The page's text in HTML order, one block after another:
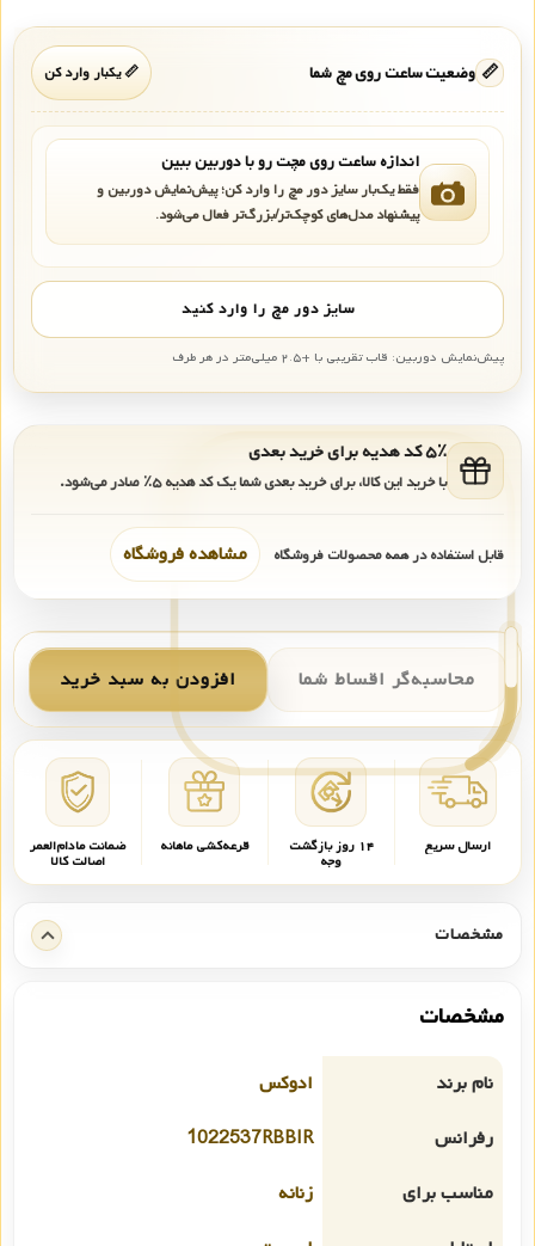
📏 وضعیت ساعت روی مچ شما 📏 یکبار وارد کن
اندازه ساعت روی مچت رو با دوربین ببین
فقط یک‌بار سایز دور مچ را وارد کن؛ پیش‌نمایش دوربین و
پیشنهاد مدل‌های کوچک‌تر/بزرگ‌تر فعال می‌شود.
سایز دور مچ را وارد کنید
پیش‌نمایش دوربین: قاب تقریبی با +۲.۵ میلی‌متر در هر طرف
۵٪ کد هدیه برای خرید بعدی
با خرید این کالا، برای خرید بعدی شما یک کد هدیه۵٪ صادر می‌شود.
قابل استفاده در همه محصولات فروشگاه مشاهده فروشگاه
محاسبه‌گر اقساط شما افزودن به سبد خرید
ارسال سریع ۱۴ روز بازگشت
وجه
قرعه‌کشی ماهانه ضمانت مادام‌العمر
اصالت کالا
مشخصات
مشخصات
نام برند
ادوکس
رفرانس
1022537RBBIR
مناسب برای
زنانه